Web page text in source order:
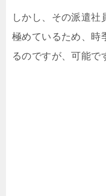
しかし、その派遣社
極めているため、時
るのですが、可能で